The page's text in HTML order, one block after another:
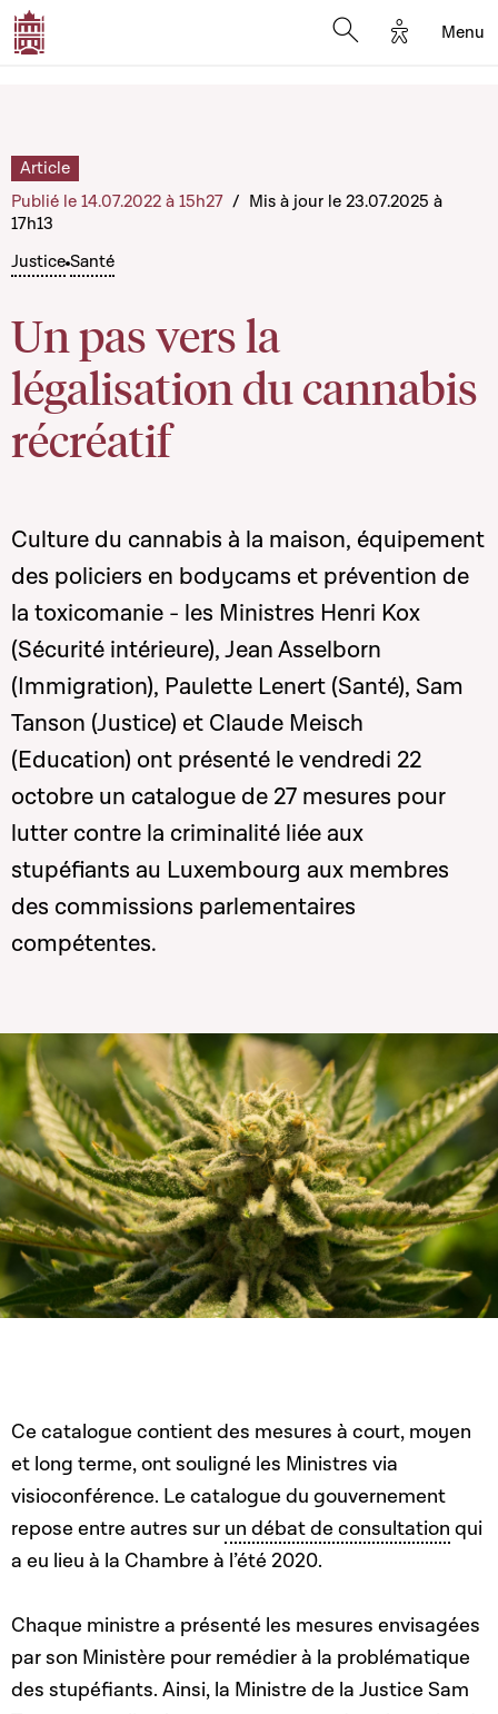
Options
Menu
Justice Santé
Un pas vers la
légalisation du cannabis
récréatif
Article
Publié le 14.07.2022 à 15h27 / Mis à jour le 23.07.2025 à
17h13
Culture du cannabis à la maison, équipement
des policiers en bodycams et prévention de
la toxicomanie - les Ministres Henri Kox
(Sécurité intérieure), Jean Asselborn
(Immigration), Paulette Lenert (Santé), Sam
Tanson (Justice) et Claude Meisch
(Education) ont présenté le vendredi 22
octobre un catalogue de 27 mesures pour
lutter contre la criminalité liée aux
stupéfiants au Luxembourg aux membres
des commissions parlementaires
compétentes.
Ce catalogue contient des mesures à court, moyen
et long terme, ont souligné les Ministres via
visioconférence. Le catalogue du gouvernement
repose entre autres sur un débat de consultation qui
a eu lieu à la Chambre à l’été 2020.
Chaque ministre a présenté les mesures envisagées
par son Ministère pour remédier à la problématique
des stupéfiants. Ainsi, la Ministre de la Justice Sam